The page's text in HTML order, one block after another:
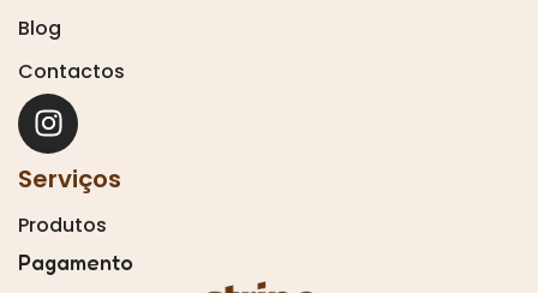
Blog
Contactos
Serviços
Produtos
Pagamento